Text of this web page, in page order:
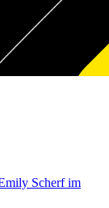
Scherf im